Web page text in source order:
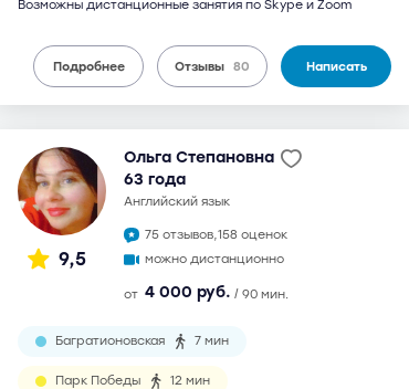
Возможны дистанционные занятия по Skype и Zoom
Подробнее Отзывы 80 Написать
9,5
Ольга Степановна
63 года
английский язык
75 отзывов,158 оценок
можно дистанционно
от 4 000 руб. / 90 мин.
Багратионовская 7 мин
Парк Победы 12 мин